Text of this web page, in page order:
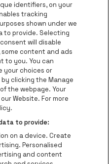
van Europcar
Ga naar de
van Coca-Cola
Ga naar de website van
Ga naar de
van Champagne
Ga naar de website
de website van Het
Ga naar de
deel van be•at
2170 Antwerpen
2170 Antwerpen
- RPR Antwerpen
identifiers, on your
tracking
shown under we
to provide. Selecting
will disable
content and ads
to you. You can
your choices or
clicking the Manage
the webpage. Your
Website. For more
to provide:
on a device. Create
Personalised
and content